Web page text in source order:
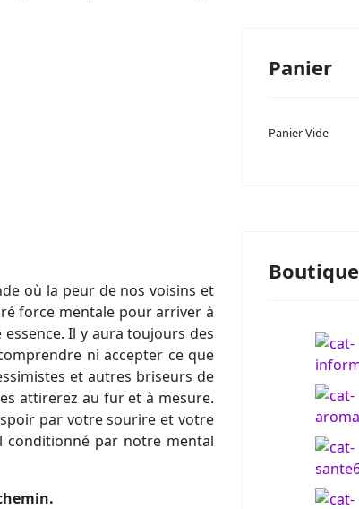
où la peur de nos voisins et
force mentale pour arriver à
Il y aura toujours des
ni accepter ce que
et autres briseurs de
attirerez au fur et à mesure.
par votre sourire et votre
conditionné par notre mental
Panier
Panier Vide
Boutique